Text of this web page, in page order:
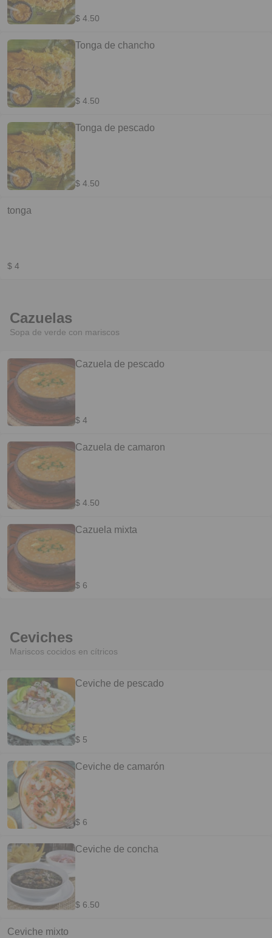
$ 4.50
Tonga de chancho
$ 4.50
Tonga de pescado
$ 4.50
tonga
$ 4
Cazuelas
Sopa de verde con mariscos
Cazuela de pescado
$ 4
Cazuela de camaron
$ 4.50
Cazuela mixta
$ 6
Ceviches
Mariscos cocidos en cítricos
Ceviche de pescado
$ 5
Ceviche de camarón
$ 6
Ceviche de concha
$ 6.50
Ceviche mixto